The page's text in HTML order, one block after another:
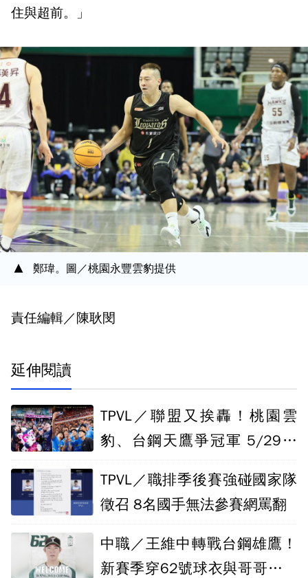
住與超前。」
鄭瑋。圖／桃園永豐雲豹提供
責任編輯／陳耿閔
延伸閱讀
TPVL／聯盟又挨轟！桃園雲
豹、台鋼天鷹爭冠軍 5/29起
TPVL／職排季後賽強碰國家隊
徵召 8名國手無法參賽網罵翻
中職／王維中轉戰台鋼雄鷹！
新賽季穿62號球衣與哥哥王躍